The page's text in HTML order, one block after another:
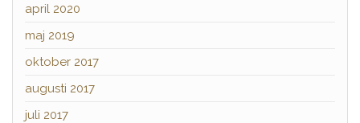
april 2020
maj 2019
oktober 2017
augusti 2017
juli 2017